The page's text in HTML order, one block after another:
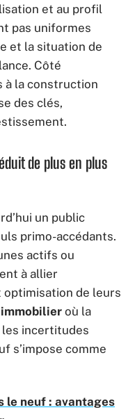
et au profil
pas uniformes
et la situation de
Côté
à la construction
des clés,
de plus en plus
un public
primo-accédants.
actifs ou
à allier
optimisation de leurs
où la
incertitudes
s’impose comme
le neuf : avantages